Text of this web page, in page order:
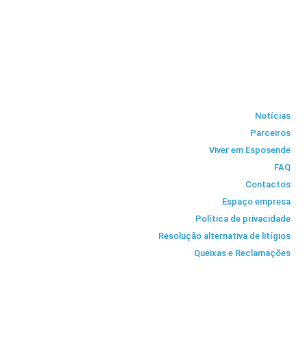
Notícias
Parceiros
Viver em Esposende
FAQ
Contactos
Espaço empresa
Política de privacidade
Resolução alternativa de litígios
Queixas e Reclamações